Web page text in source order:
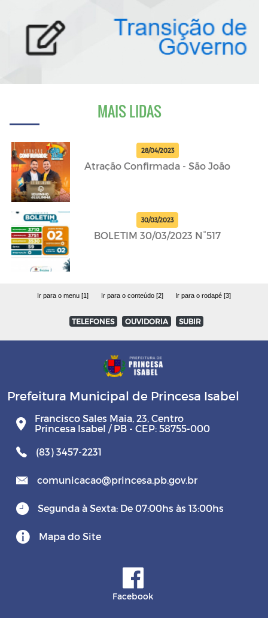
MAIS LIDAS
28/04/2023
Atração Confirmada - São João
30/03/2023
BOLETIM 30/03/2023 N°517
Ir para o menu [1] Ir para o conteúdo [2] Ir para o rodapé [3]
TELEFONES OUVIDORIA SUBIR
Prefeitura Municipal de Princesa Isabel
Francisco Sales Maia, 23, Centro
Princesa Isabel / PB - CEP: 58755-000
(83) 3457-2231
comunicacao@princesa.pb.gov.br
Segunda à Sexta: De 07:00hs às 13:00hs
Mapa do Site
Facebook